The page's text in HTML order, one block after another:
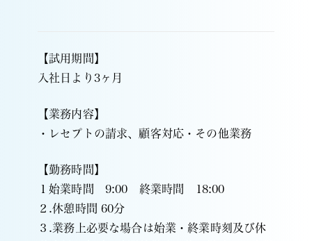
【試用期間】
入社日より3ヶ月
【業務内容】
・レセプトの請求、顧客対応・その他業務
【勤務時間】
１始業時間 9:00 終業時間 18:00
２.休憩時間 60分
３.業務上必要な場合は始業・終業時刻及び休